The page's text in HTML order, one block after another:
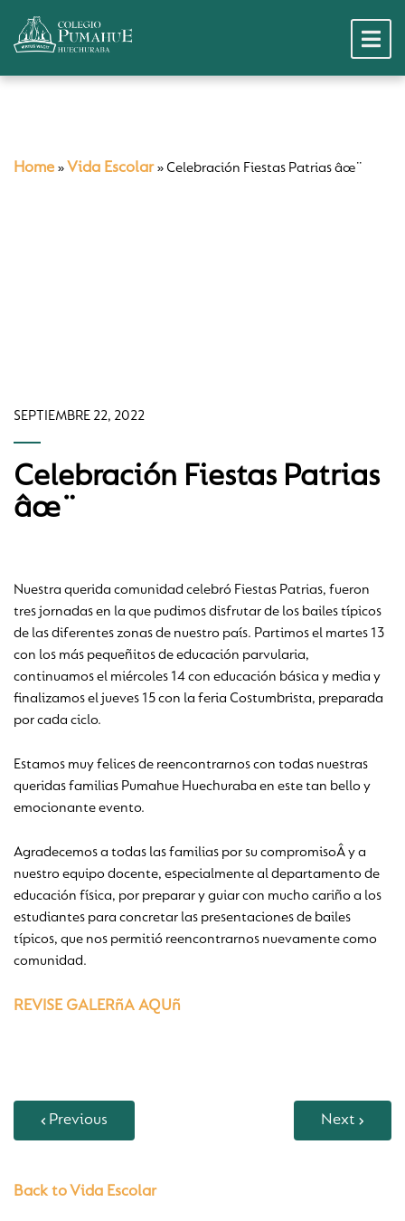
Home » Vida Escolar» Celebración Fiestas Patrias âœ¨
SEPTIEMBRE 22, 2022
Celebración Fiestas Patrias
âœ¨
Nuestra querida comunidad celebró Fiestas Patrias, fueron
tres jornadas en la que pudimos disfrutar de los bailes típicos
de las diferentes zonas de nuestro país. Partimos el martes 13
con los más pequeñitos de educación parvularia,
continuamos el miércoles 14 con educación básica y media y
finalizamos el jueves 15 con la feria Costumbrista, preparada
por cada ciclo.
Estamos muy felices de reencontrarnos con todas nuestras
queridas familias Pumahue Huechuraba en este tan bello y
emocionante evento.
Agradecemos a todas las familias por su compromisoÂ y a
nuestro equipo docente, especialmente al departamento de
educación física, por preparar y guiar con mucho cariño a los
estudiantes para concretar las presentaciones de bailes
típicos, que nos permitió reencontrarnos nuevamente como
comunidad.
REVISE GALERñA AQUñ
Previous Next
Back to Vida Escolar